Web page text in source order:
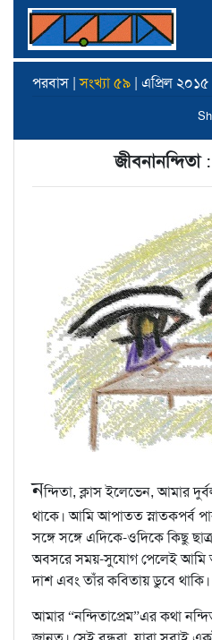
পরবাস |সংখ্যা ৫৯ | এপ্রিল ২০১৫
জীবনানন্দিতা
নন্দিতা, ক্লাস ইলেভেন, আমার
থাকে। আমি আপাতত স্নাতকপর্ব
সঙ্গে সঙ্গে এদিকে-ওদিকে কিছু
অবসরে সময়-সুযোগ পেলেই আমি
দাশ এবং তাঁর কবিতায় ডুবে থাকি।
আমার “নন্দিতাপ্রেম”এর কথা